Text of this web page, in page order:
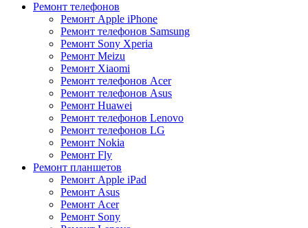
Ремонт телефонов
Ремонт Apple iPhone
Ремонт телефонов Samsung
Ремонт Sony Xperia
Ремонт Meizu
Ремонт Xiaomi
Ремонт телефонов Acer
Ремонт телефонов Asus
Ремонт Huawei
Ремонт телефонов Lenovo
Ремонт телефонов LG
Ремонт Nokia
Ремонт Fly
Ремонт планшетов
Ремонт Apple iPad
Ремонт Asus
Ремонт Acer
Ремонт Sony